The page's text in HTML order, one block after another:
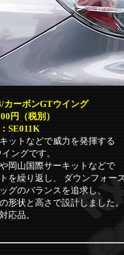
カーボンGTウイング
円（税別）
SE011K
ットなどで威力を発揮する
イングです。
岡山国際サーキットなどで
を繰り返し、 ダウンフォー
グのバランスを追求し、
形状と高さで設計しました。
応品。